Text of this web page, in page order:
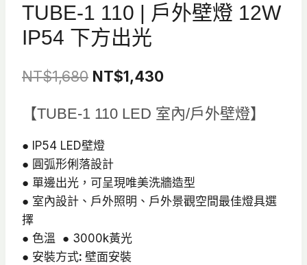
TUBE-1 110 | 戶外壁燈 12W
IP54 下方出光
NT$1,680 原
價
格：
NT$1,680。
NT$1,430目
價
【TUBE-1 110 LED 室內/戶外壁燈】
● IP54 LED壁燈
● 圓弧形俐落設計
● 單邊出光，可呈現唯美洗牆造型
● 室內設計、戶外照明、戶外景觀空間最佳燈具選
擇
● 色溫 ● 3000k黃光
● 安裝方式: 壁面安裝